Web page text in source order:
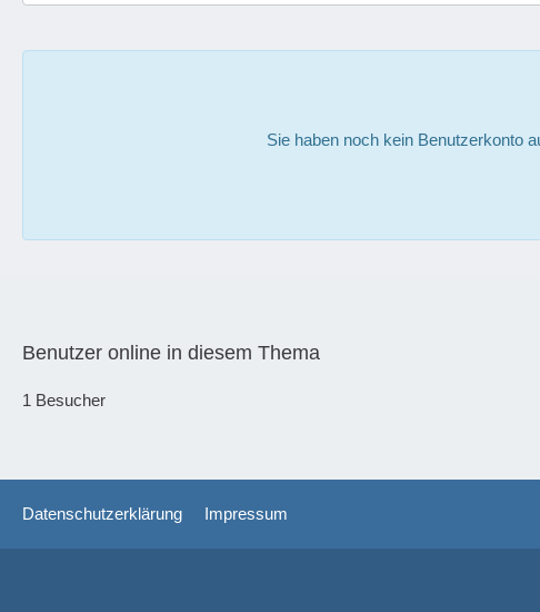
Sie haben noch kein Benutzerkonto
Benutzer online in diesem Thema
1 Besucher
Datenschutzerklärung Impressum